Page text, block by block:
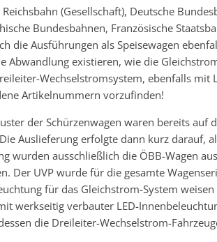
(Gesellschaft), Deutsche
Bundesbahnen, Französische
die Ausführungen als Speisewagen
Abwandlung existieren, wie die
Wechselstromsystem, ebenfalls mit
Artikelnummern vorzufinden!
der Schürzenwagen waren bereits auf
Auslieferung erfolgte dann kurz darauf,
wurden ausschließlich die ÖBB-Wagen
Der UVP wurde für die gesamte
für das Gleichstrom-System
werkseitig verbauter LED-
die Dreileiter-Wechselstrom-